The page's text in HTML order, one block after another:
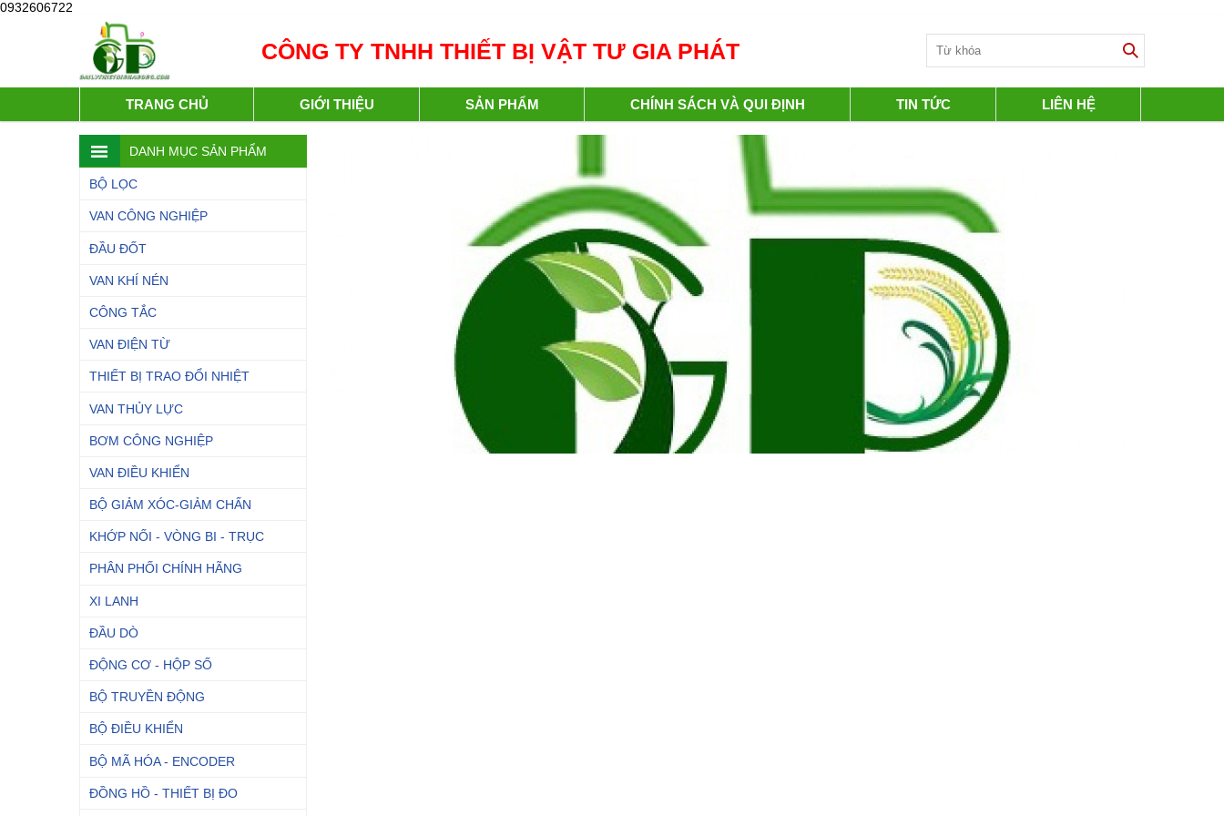
0932606722
CÔNG TY TNHH THIẾT BỊ VẬT TƯ GIA PHÁT
TRANG CHỦ GIỚI THIỆU SẢN PHẨM CHÍNH SÁCH VÀ QUI ĐỊNH TIN TỨC LIÊN HỆ
DANH MỤC SẢN PHẨM
BỘ LỌC
VAN CÔNG NGHIỆP
ĐẦU ĐỐT
VAN KHÍ NÉN
CÔNG TẮC
VAN ĐIỆN TỪ
THIẾT BỊ TRAO ĐỔI NHIỆT
VAN THỦY LỰC
BƠM CÔNG NGHIỆP
VAN ĐIỀU KHIỂN
BỘ GIẢM XÓC-GIẢM CHẤN
KHỚP NỐI - VÒNG BI - TRỤC
PHÂN PHỐI CHÍNH HÃNG
XI LANH
ĐẦU DÒ
ĐỘNG CƠ - HỘP SỐ
BỘ TRUYỀN ĐỘNG
BỘ ĐIỀU KHIỂN
BỘ MÃ HÓA - ENCODER
ĐỒNG HỒ - THIẾT BỊ ĐO